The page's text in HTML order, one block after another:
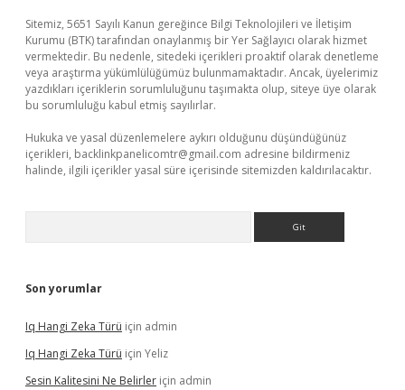
Sitemiz, 5651 Sayılı Kanun gereğince Bilgi Teknolojileri ve İletişim
Kurumu (BTK) tarafından onaylanmış bir Yer Sağlayıcı olarak hizmet
vermektedir. Bu nedenle, sitedeki içerikleri proaktif olarak denetleme
veya araştırma yükümlülüğümüz bulunmamaktadır. Ancak, üyelerimiz
yazdıkları içeriklerin sorumluluğunu taşımakta olup, siteye üye olarak
bu sorumluluğu kabul etmiş sayılırlar.
Hukuka ve yasal düzenlemelere aykırı olduğunu düşündüğünüz
içerikleri, backlinkpanelicomtr@gmail.com adresine bildirmeniz
halinde, ilgili içerikler yasal süre içerisinde sitemizden kaldırılacaktır.
Son yorumlar
Iq Hangi Zeka Türü için admin
Iq Hangi Zeka Türü için Yeliz
Sesin Kalitesini Ne Belirler için admin